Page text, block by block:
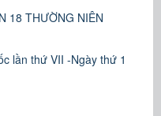
18 THƯỜNG NIÊN
lần thứ VII -Ngày thứ 1